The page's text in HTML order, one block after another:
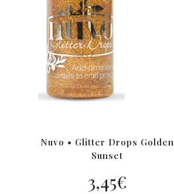
Nuvo • Glitter Drops Golden
Sunset
3,45€